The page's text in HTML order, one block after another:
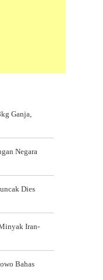
Ganja,
Negara
Dies
Iran-
Bahas